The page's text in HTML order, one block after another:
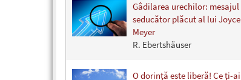
Gâdilarea urechilor: mesajul
seducător plăcut al lui Joyce
Meyer
R. Ebertshäuser
O dorinţă este liberă! Ce ţi-ai